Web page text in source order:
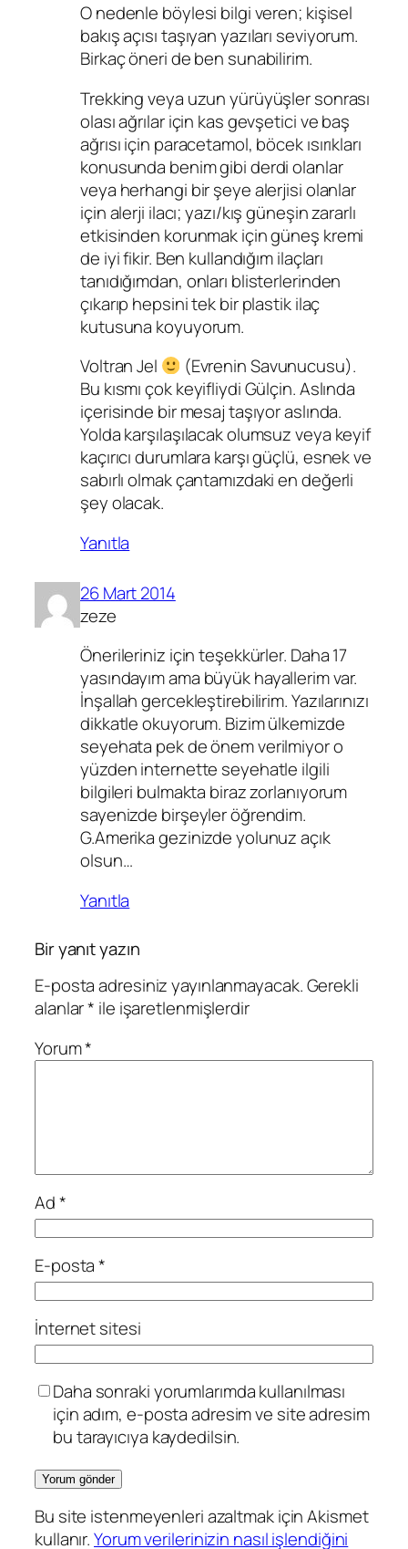
O nedenle böylesi bilgi veren; kişisel
bakış açısı taşıyan yazıları seviyorum.
Birkaç öneri de ben sunabilirim.
Trekking veya uzun yürüyüşler sonrası
olası ağrılar için kas gevşetici ve baş
ağrısı için paracetamol, böcek ısırıkları
konusunda benim gibi derdi olanlar
veya herhangi bir şeye alerjisi olanlar
için alerji ilacı; yazı/kış güneşin zararlı
etkisinden korunmak için güneş kremi
de iyi fikir. Ben kullandığım ilaçları
tanıdığımdan, onları blisterlerinden
çıkarıp hepsini tek bir plastik ilaç
kutusuna koyuyorum.
Voltran Jel
(Evrenin Savunucusu).
Bu kısmı çok keyifliydi Gülçin. Aslında
içerisinde bir mesaj taşıyor aslında.
Yolda karşılaşılacak olumsuz veya keyif
kaçırıcı durumlara karşı güçlü, esnek ve
sabırlı olmak çantamızdaki en değerli
şey olacak.
Yanıtla
26 Mart 2014
zeze
Önerileriniz için teşekkürler. Daha 17
yasındayım ama büyük hayallerim var.
İnşallah gercekleştirebilirim. Yazılarınızı
dikkatle okuyorum. Bizim ülkemizde
seyehata pek de önem verilmiyor o
yüzden internette seyehatle ilgili
bilgileri bulmakta biraz zorlanıyorum
sayenizde birşeyler öğrendim.
G.Amerika gezinizde yolunuz açık
olsun…
Yanıtla
Bir yanıt yazın
E-posta adresiniz yayınlanmayacak.Gerekli
alanlar* ile işaretlenmişlerdir
Yorum*
Ad*
E-posta*
İnternet sitesi
Daha sonraki yorumlarımda kullanılması
için adım, e-posta adresim ve site adresim
bu tarayıcıya kaydedilsin.
Bu site istenmeyenleri azaltmak için Akismet
kullanır.Yorum verilerinizin nasıl işlendiğini